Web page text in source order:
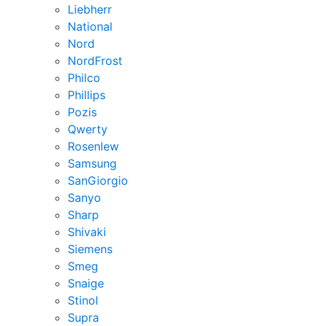
Liebherr
National
Nord
NordFrost
Philco
Phillips
Pozis
Qwerty
Rosenlew
Samsung
SanGiorgio
Sanyo
Sharp
Shivaki
Siemens
Smeg
Snaige
Stinol
Supra